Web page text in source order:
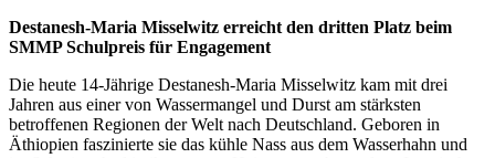
Destanesh-Maria Misselwitz erreicht den dritten Platz beim
SMMP Schulpreis für Engagement
Die heute 14-Jährige Destanesh-Maria Misselwitz kam mit drei
Jahren aus einer von Wassermangel und Durst am stärksten
betroffenen Regionen der Welt nach Deutschland. Geboren in
Äthiopien faszinierte sie das kühle Nass aus dem Wasserhahn und